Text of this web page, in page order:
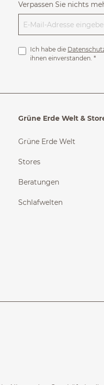
Verpassen Sie nichts
Ich habe die
ihnen einverstanden. *
Grüne Erde Welt &
Grüne Erde Welt
Stores
Beratungen
Schlafwelten